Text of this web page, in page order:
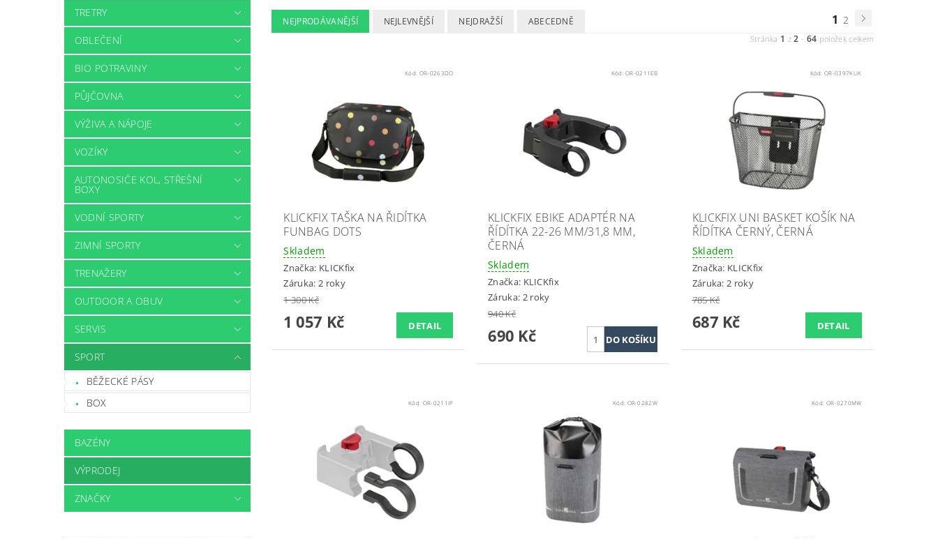
TRETRY
OBLEČENÍ
BIO POTRAVINY
PŮJČOVNA
VÝŽIVA A NÁPOJE
VOZÍKY
AUTONOSIČE KOL, STŘEŠNÍ
BOXY
VODNÍ SPORTY
ZIMNÍ SPORTY
TRENAŽERY
OUTDOOR A OBUV
SERVIS
SPORT
BĚŽECKÉ PÁSY
BOX
BAZÉNY
VÝPRODEJ
ZNAČKY
NEJPRODÁVANĚJŠÍ NEJLEVNĚJŠÍ NEJDRAŽŠÍ ABECEDNĚ 1 2
Stránka 1 z2 - 64 položek celkem
Kód: OR-0263DO
KLICKFIX TAŠKA NA ŘIDÍTKA
FUNBAG DOTS
Skladem
Značka: KLICKfix
Záruka: 2 roky
1 300 Kč
1 057 Kč DETAIL
Kód:OR-0211EB
KLICKFIX EBIKE ADAPTÉR NA
ŘÍDÍTKA 22-26 MM/31,8 MM,
ČERNÁ
Skladem
Značka: KLICKfix
Záruka: 2 roky
940 Kč
690 Kč
Kód:OR-0397KLIK
KLICKFIX UNI BASKET KOŠÍK NA
ŘÍDÍTKA ČERNÝ, ČERNÁ
Skladem
Značka: KLICKfix
Záruka: 2 roky
785 Kč
687 Kč DETAIL
Kód: OR-0211IP Kód: OR-0282W Kód: OR-0270MW